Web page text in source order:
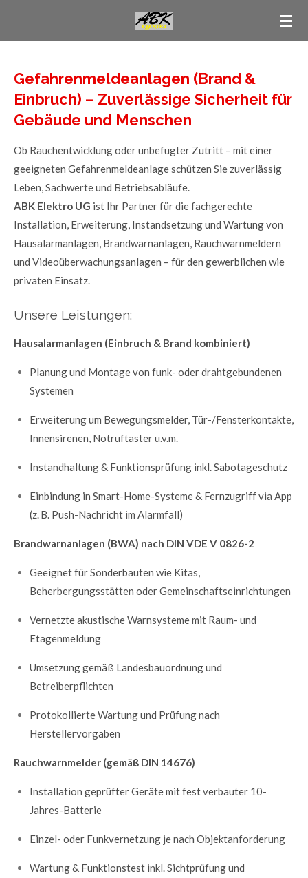
Gefahrenmeldeanlagen (Brand &
Einbruch) – Zuverlässige Sicherheit für
Gebäude und Menschen
Ob Rauchentwicklung oder unbefugter Zutritt – mit einer
geeigneten Gefahrenmeldeanlage schützen Sie zuverlässig
Leben, Sachwerte und Betriebsabläufe.
ABK Elektro UG ist Ihr Partner für die fachgerechte
Installation, Erweiterung, Instandsetzung und Wartung von
Hausalarmanlagen, Brandwarnanlagen, Rauchwarnmeldern
und Videoüberwachungsanlagen – für den gewerblichen wie
privaten Einsatz.
Unsere Leistungen:
Hausalarmanlagen (Einbruch & Brand kombiniert)
Planung und Montage von funk- oder drahtgebundenen
Systemen
Erweiterung um Bewegungsmelder, Tür-/Fensterkontakte,
Innensirenen, Notruftaster u.v.m.
Instandhaltung & Funktionsprüfung inkl. Sabotageschutz
Einbindung in Smart-Home-Systeme & Fernzugriff via App
(z. B. Push-Nachricht im Alarmfall)
Brandwarnanlagen (BWA) nach DIN VDE V 0826-2
Geeignet für Sonderbauten wie Kitas,
Beherbergungsstätten oder Gemeinschaftseinrichtungen
Vernetzte akustische Warnsysteme mit Raum- und
Etagenmeldung
Umsetzung gemäß Landesbauordnung und
Betreiberpflichten
Protokollierte Wartung und Prüfung nach
Herstellervorgaben
Rauchwarnmelder (gemäß DIN 14676)
Installation geprüfter Geräte mit fest verbauter 10-
Jahres-Batterie
Einzel- oder Funkvernetzung je nach Objektanforderung
Wartung & Funktionstest inkl. Sichtprüfung und